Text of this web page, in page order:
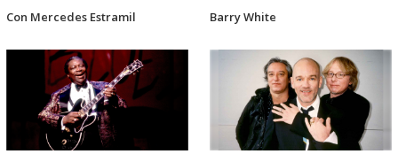
Con Mercedes Estramil Barry White